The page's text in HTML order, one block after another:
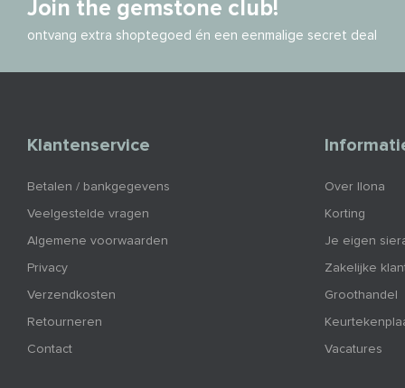
Join the gemstone club!
ontvang extra shoptegoed én een eenmalige secret deal
Klantenservice
Betalen / bankgegevens
Veelgestelde vragen
Algemene voorwaarden
Privacy
Verzendkosten
Retourneren
Contact
Over Ilona
Korting
Je eigen
Zakelijke
Groothandel
Vacatures